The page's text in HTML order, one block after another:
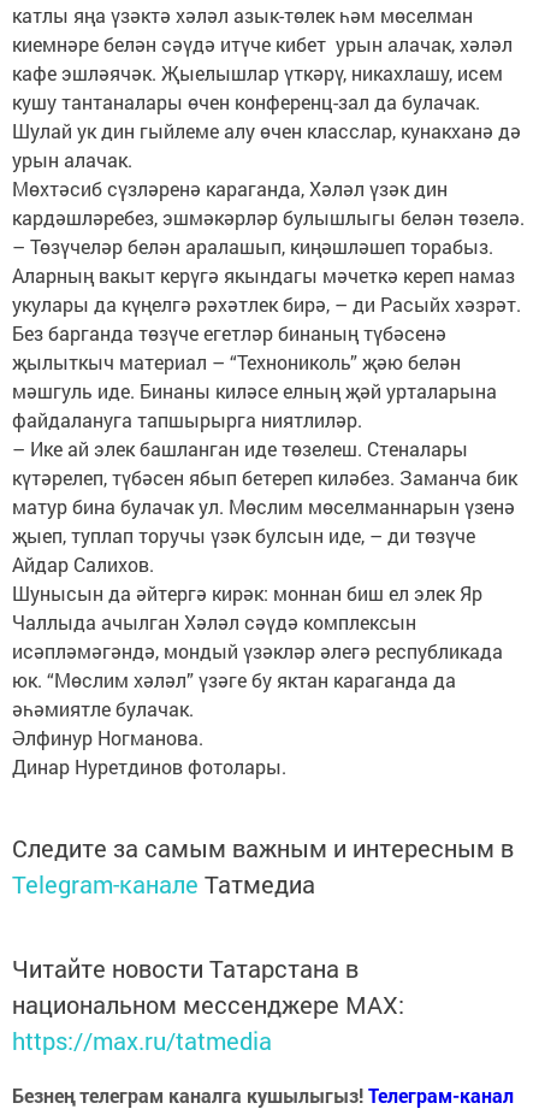
катлы яңа үзәктә хәләл азык-төлек һәм мөселман
киемнәре белән сәүдә итүче кибет урын алачак, хәләл
кафе эшләячәк. Җыелышлар үткәрү, никахлашу, исем
кушу тантаналары өчен конференц-зал да булачак.
Шулай ук дин гыйлеме алу өчен класслар, кунакханә дә
урын алачак.
Мөхтәсиб сүзләренә караганда, Хәләл үзәк дин
кардәшләребез, эшмәкәрләр булышлыгы белән төзелә.
– Төзүчеләр белән аралашып, киңәшләшеп торабыз.
Аларның вакыт керүгә якындагы мәчеткә кереп намаз
укулары да күңелгә рәхәтлек бирә, – ди Расыйх хәзрәт.
Без барганда төзүче егетләр бинаның түбәсенә
җылыткыч материал – “Технониколь” җәю белән
мәшгуль иде. Бинаны киләсе елның җәй урталарына
файдалануга тапшырырга ниятлиләр.
– Ике ай элек башланган иде төзелеш. Стеналары
күтәрелеп, түбәсен ябып бетереп киләбез. Заманча бик
матур бина булачак ул. Мөслим мөселманнарын үзенә
җыеп, туплап торучы үзәк булсын иде, – ди төзүче
Айдар Салихов.
Шунысын да әйтергә кирәк: моннан биш ел элек Яр
Чаллыда ачылган Хәләл сәүдә комплексын
исәпләмәгәндә, мондый үзәкләр әлегә республикада
юк. “Мөслим хәләл” үзәге бу яктан караганда да
әһәмиятле булачак.
Әлфинур Ногманова.
Динар Нуретдинов фотолары.
Следите за самым важным и интересным в
Telegram-канале Татмедиа
Читайте новости Татарстана в
национальном мессенджере MАХ:
https://max.ru/tatmedia
Безнең телеграм каналга кушылыгыз!Телеграм-канал